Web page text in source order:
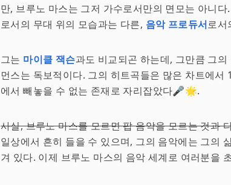
만, 브루노 마스는 그저 가수로서만의 면모는 아니
로서의 무대 위의 모습과는 다른, 음악 프로듀서로
그는 마이클 잭슨과도 비교되곤 하는데, 그만큼 그
먼스는 독보적이다. 그의 히트곡들은 많은 차트에서
에서 빼놓을 수 없는 존재로 자리잡았다🎤🌟.
사실, 브루노 마스를 모르면 팝 음악을 모르는 것과
일상에서 흔히 들을 수 있으며, 그의 음악에는 그의
겨 있다. 이제 브루노 마스의 음악 세계로 여러분을